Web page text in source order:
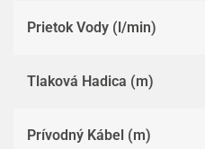
Prietok Vody (l/min)
Tlaková Hadica (m)
Prívodný Kábel (m)